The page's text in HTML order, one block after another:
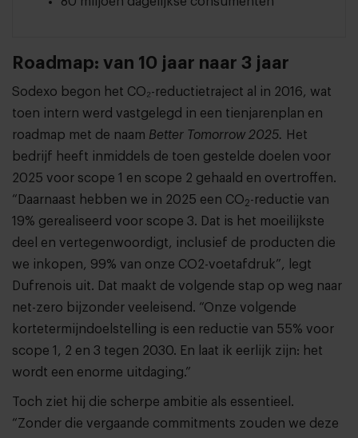
Roadmap: van 10 jaar naar 3 jaar
Sodexo begon het CO₂-reductietraject al in 2016, wat
toen intern werd vastgelegd in een tienjarenplan en
roadmap met de naam Better Tomorrow 2025. Het
bedrijf heeft inmiddels de toen gestelde doelen voor
2025 voor scope 1 en scope 2 gehaald en overtroffen.
“Daarnaast hebben we in 2025 een CO2-reductie van
19% gerealiseerd voor scope 3. Dat is het moeilijkste
deel en vertegenwoordigt, inclusief de producten die
we inkopen, 99% van onze CO2-voetafdruk”, legt
Dufrenois uit. Dat maakt de volgende stap op weg naar
net-zero bijzonder veeleisend. “Onze volgende
kortetermijndoelstelling is een reductie van 55% voor
scope 1, 2 en 3 tegen 2030. En laat ik eerlijk zijn: het
wordt een enorme uitdaging.”
Toch ziet hij die scherpe ambitie als essentieel.
“Zonder die vergaande commitments zouden we deze